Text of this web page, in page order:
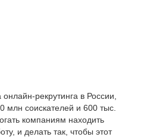
рекрутинга в России,
млн соискателей и 600 тыс.
компаниям находить
и делать так, чтобы этот